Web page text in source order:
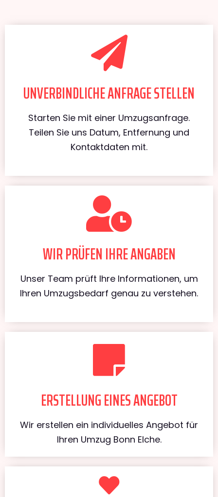
UNVERBINDLICHE ANFRAGE STELLEN
Starten Sie mit einer Umzugsanfrage.
Teilen Sie uns Datum, Entfernung und
Kontaktdaten mit.
WIR PRÜFEN IHRE ANGABEN
Unser Team prüft Ihre Informationen, um
Ihren Umzugsbedarf genau zu verstehen.
ERSTELLUNG EINES ANGEBOT
Wir erstellen ein individuelles Angebot für
Ihren Umzug Bonn Elche.